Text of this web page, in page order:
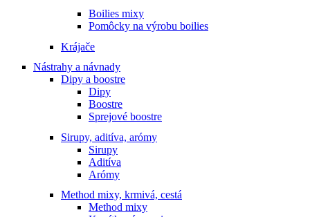
Boilies mixy
Pomôcky na výrobu boilies
Krájače
Nástrahy a návnady
Dipy a boostre
Dipy
Boostre
Sprejové boostre
Sirupy, aditíva, arómy
Sirupy
Aditíva
Arómy
Method mixy, krmivá, cestá
Method mixy